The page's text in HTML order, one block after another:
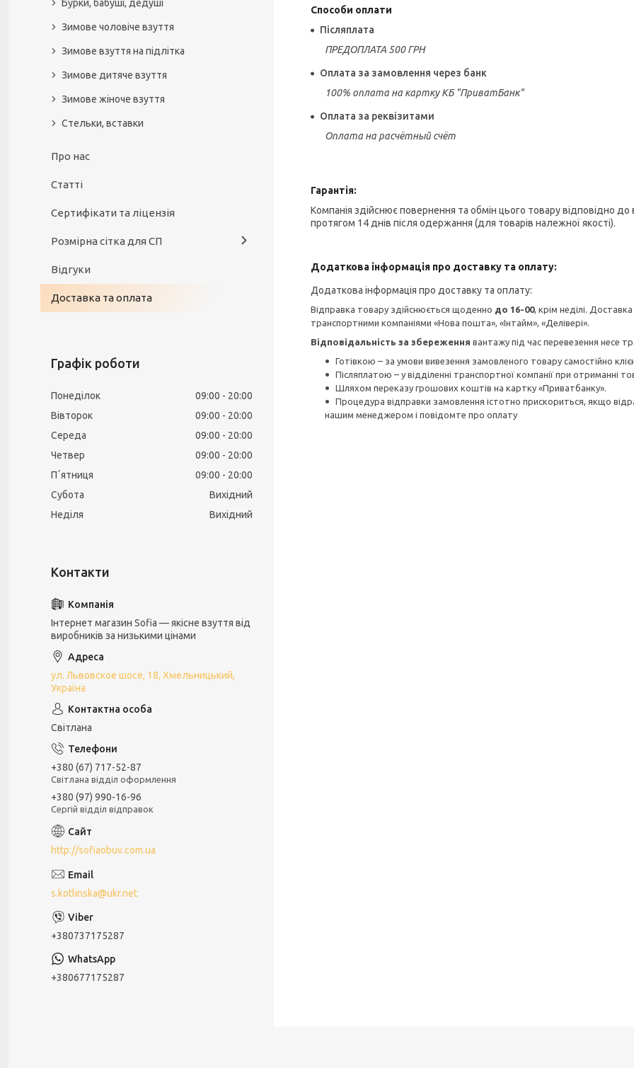
Способи оплати
Післяплата
ПРЕДОПЛАТА 500 ГРН
Оплата за замовлення через банк
100% оплата на картку КБ "ПриватБанк"
Оплата за реквізитами
Оплата на расчётный счёт
Гарантія:
Компанія здійснює повернення та обмін цього товару відповідно
протягом 14 днів після одержання (для товарів належної якості).
Додаткова інформація про доставку та оплату:
Відправка товару здійснюється щоденно до 16-00, крім неділі.
транспортними компаніями «Нова пошта», «Інтайм», «Делівері».
Відповідальність за збереження вантажу під час перевезення несе
Готівкою – за умови вивезення замовленого товару самостійно
Післяплатою – у відділенні транспортної компанії при отриманні
Шляхом переказу грошових коштів на картку «Приватбанку».
Процедура відправки замовлення істотно прискориться, якщо
нашим менеджером і повідомте про оплату
Бурки, бабуші, дедуші
Зимове чоловіче взуття
Зимове взуття на підлітка
Зимове дитяче взуття
Зимове жіноче взуття
Стельки, вставки
Про нас
Статті
Сертифікати та ліцензія
Розмірна сітка для СП
Відгуки
Доставка та оплата
Графік роботи
Понеділок 09:00
20:00
Вівторок
09:00
20:00
Середа
09:00
20:00
Четвер
09:00
20:00
Пʼятниця
09:00
20:00
Субота
Вихідний
Неділя
Вихідний
Інтернет магазин Sofia — якісне взуття від
виробників за низькими цінами
ул. Львовское шосе, 18, Хмельницький,
Україна
Світлана
+380 (67) 717-52-87
Світлана відділ оформлення
+380 (97) 990-16-96
Сергій відділ відправок
http://sofiaobuv.com.ua
s.kotlinska@ukr.net
+380737175287
+380677175287